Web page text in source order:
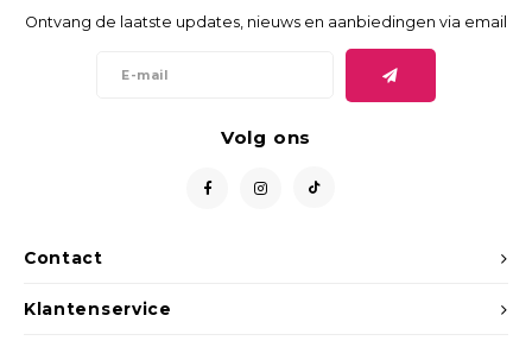
Contact
Ontvang de laatste updates, nieuws en aanbiedingen via email
Volg ons
Klantenservice